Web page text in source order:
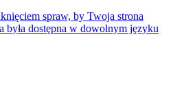
spraw, by Twoja strona
była dostępna w dowolnym języku